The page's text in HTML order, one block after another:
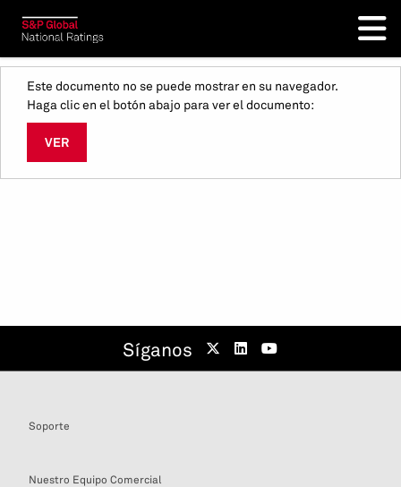
Este documento no se puede mostrar en su navegador.
Haga clic en el botón abajo para ver el documento:
VER
Síganos
Soporte
Nuestro Equipo Comercial